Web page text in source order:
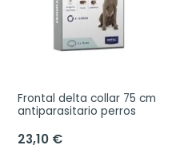
Frontal delta collar 75 cm
antiparasitario perros
23,10 €